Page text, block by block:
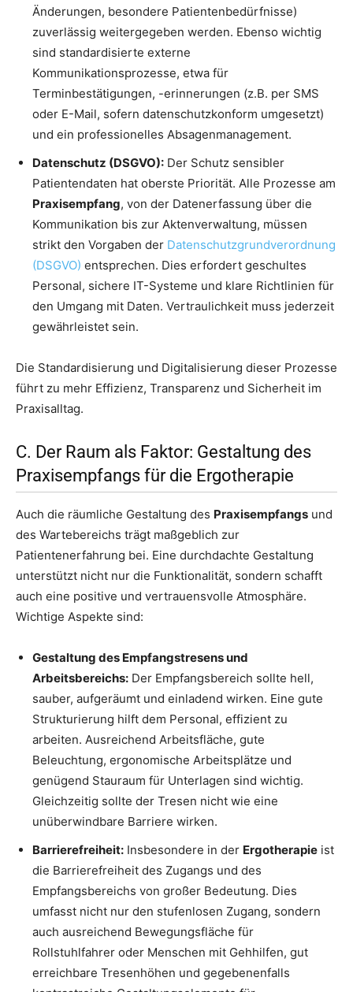
Änderungen, besondere Patientenbedürfnisse)
zuverlässig weitergegeben werden. Ebenso wichtig
sind standardisierte externe
Kommunikationsprozesse, etwa für
Terminbestätigungen, -erinnerungen (z.B. per SMS
oder E-Mail, sofern datenschutzkonform umgesetzt)
und ein professionelles Absagenmanagement.
Datenschutz (DSGVO): Der Schutz sensibler
Patientendaten hat oberste Priorität. Alle Prozesse am
Praxisempfang, von der Datenerfassung über die
Kommunikation bis zur Aktenverwaltung, müssen
strikt den Vorgaben der Datenschutzgrundverordnung
(DSGVO) entsprechen. Dies erfordert geschultes
Personal, sichere IT-Systeme und klare Richtlinien für
den Umgang mit Daten. Vertraulichkeit muss jederzeit
gewährleistet sein.
Die Standardisierung und Digitalisierung dieser Prozesse
führt zu mehr Effizienz, Transparenz und Sicherheit im
Praxisalltag.
C. Der Raum als Faktor: Gestaltung des
Praxisempfangs für die Ergotherapie
Auch die räumliche Gestaltung des Praxisempfangs und
des Wartebereichs trägt maßgeblich zur
Patientenerfahrung bei. Eine durchdachte Gestaltung
unterstützt nicht nur die Funktionalität, sondern schafft
auch eine positive und vertrauensvolle Atmosphäre.
Wichtige Aspekte sind:
Gestaltung des Empfangstresens und
Arbeitsbereichs: Der Empfangsbereich sollte hell,
sauber, aufgeräumt und einladend wirken. Eine gute
Strukturierung hilft dem Personal, effizient zu
arbeiten. Ausreichend Arbeitsfläche, gute
Beleuchtung, ergonomische Arbeitsplätze und
genügend Stauraum für Unterlagen sind wichtig.
Gleichzeitig sollte der Tresen nicht wie eine
unüberwindbare Barriere wirken.
Barrierefreiheit: Insbesondere in der Ergotherapie ist
die Barrierefreiheit des Zugangs und des
Empfangsbereichs von großer Bedeutung. Dies
umfasst nicht nur den stufenlosen Zugang, sondern
auch ausreichend Bewegungsfläche für
Rollstuhlfahrer oder Menschen mit Gehhilfen, gut
erreichbare Tresenhöhen und gegebenenfalls